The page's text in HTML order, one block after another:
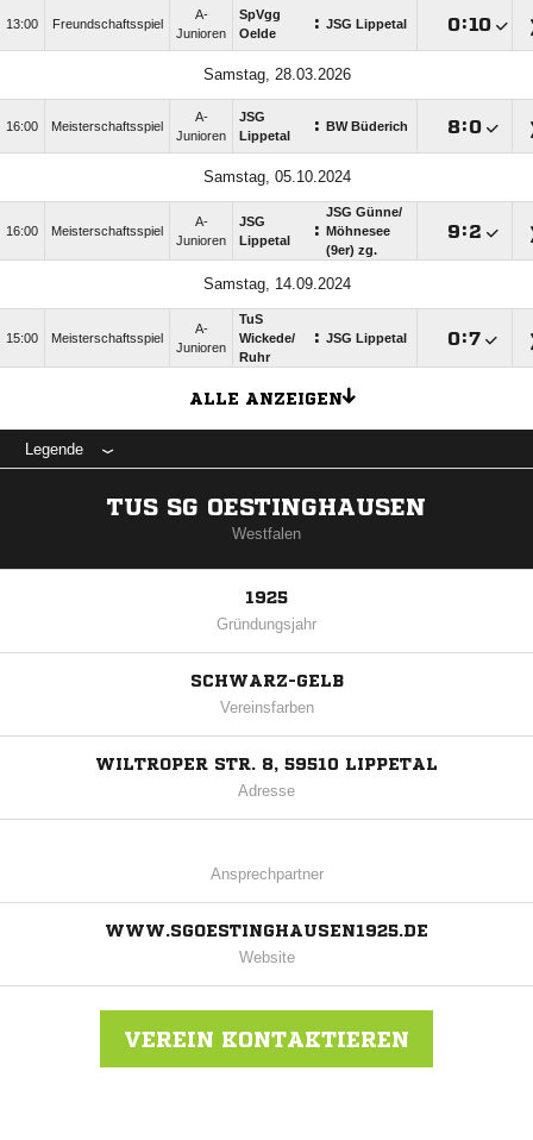
13:00 Freundschaftsspiel
A-
Junioren
SpVgg
Oelde
: JSG Lippetal :
Samstag, 28.03.2026
16:00 Meisterschaftsspiel
A-
Junioren
JSG
Lippetal
: BW Büderich :
Samstag, 05.10.2024
16:00 Meisterschaftsspiel
A-
Junioren
JSG
Lippetal
:
JSG Günne/​
Möhnesee
(9er) zg.
:
Samstag, 14.09.2024
15:00 Meisterschaftsspiel
A-
Junioren
TuS
Wickede/​
Ruhr
: JSG Lippetal :
ALLE ANZEIGEN
Legende
TUS SG OESTINGHAUSEN
Westfalen
1925
Gründungsjahr
SCHWARZ-GELB
Vereinsfarben
WILTROPER STR. 8, 59510 LIPPETAL
Adresse
Ansprechpartner
WWW.SGOESTINGHAUSEN1925.DE
Website
VEREIN KONTAKTIEREN